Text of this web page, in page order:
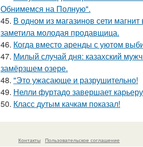
Обнимемся на Полную".
45. В одном из магазинов сети
заметила молодая продавщица.
46. Когда вместо аренды с уютом
47. Милый случай дня: казахский
замёрзшем озере.
48. "Это ужасающе и разрушительно!
49. Нелли фуртадо завершает
50. Класс дутым качкам показал!
Контакты Пользовательское соглашение